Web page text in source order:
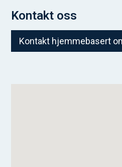
Kontakt oss
Kontakt hjemmebasert